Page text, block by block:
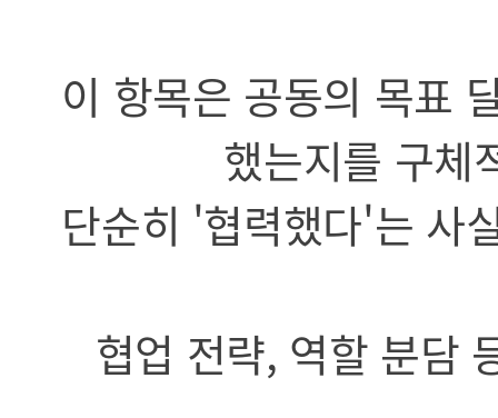
이 항목은 공동의 목표
했는지를 구체
단순히 '협력했다'는 사
협업 전략, 역할 분담